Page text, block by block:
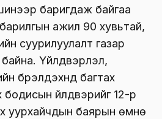
баригдаж байгаа
ажил 90 хувьтай,
суурилуулалт газар
Үйлдвэрлэл,
бүрэлдэхүүнд багтах
үйлдвэрийг 12-р
уурхайчдын баярын өмнө